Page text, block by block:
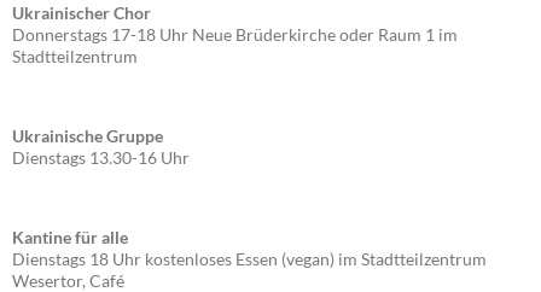
Ukrainischer Chor
Donnerstags 17-18 Uhr Neue Brüderkirche oder Raum 1 im
Stadtteilzentrum
Ukrainische Gruppe
Dienstags 13.30-16 Uhr
Kantine für alle
Dienstags 18 Uhr kostenloses Essen (vegan) im Stadtteilzentrum
Wesertor, Café